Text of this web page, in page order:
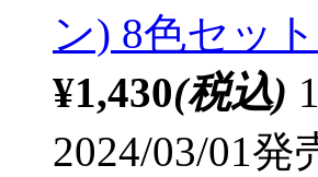
ン) 8色セッ
¥1,430(税込)
2024/03/01発